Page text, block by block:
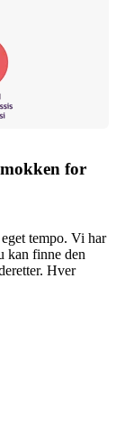
for
tempo. Vi har
kan finne den
Hver